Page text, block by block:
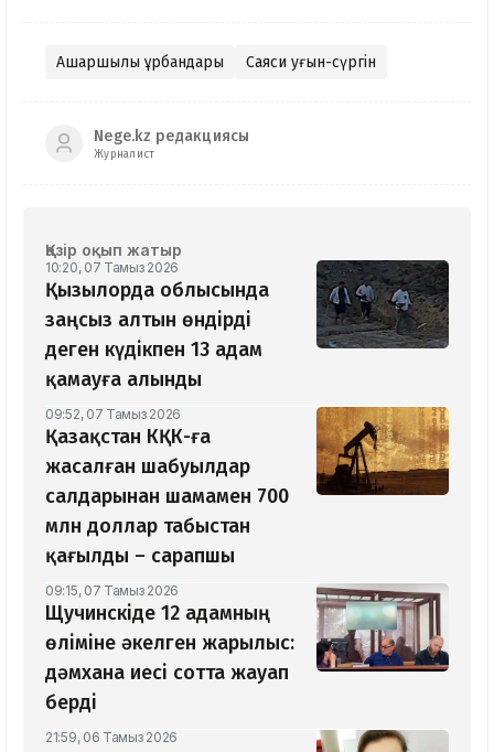
Ашаршылық құрбандары Саяси қуғын-сүргін
Nege.kz редакциясы
Журналист
Қазір оқып жатыр
10:20, 07 Тамыз 2026
Қызылорда облысында
заңсыз алтын өндірді
деген күдікпен 13 адам
қамауға алынды
09:52, 07 Тамыз 2026
Қазақстан КҚК-ға
жасалған шабуылдар
салдарынан шамамен 700
млн доллар табыстан
қағылды – сарапшы
09:15, 07 Тамыз 2026
Щучинскіде 12 адамның
өліміне әкелген жарылыс:
дәмхана иесі сотта жауап
берді
21:59, 06 Тамыз 2026